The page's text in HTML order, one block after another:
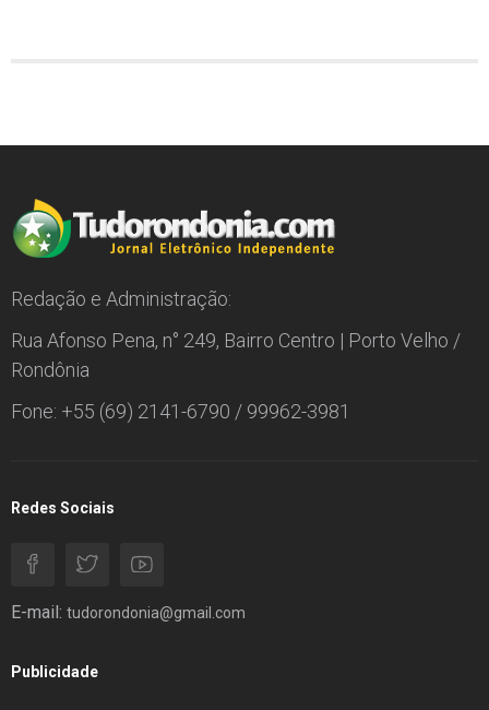
Redação e Administração:
Rua Afonso Pena, n° 249, Bairro Centro | Porto Velho /
Rondônia
Fone: +55 (69) 2141-6790 / 99962-3981
Redes Sociais
E-mail: tudorondonia@gmail.com
Publicidade